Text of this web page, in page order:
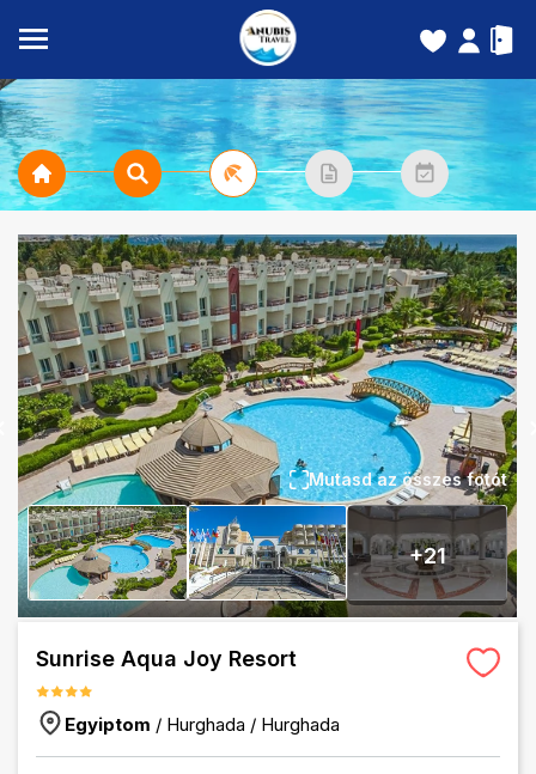
Mutasd az összes fotót
+21
Sunrise Aqua Joy Resort
Egyiptom / Hurghada / Hurghada